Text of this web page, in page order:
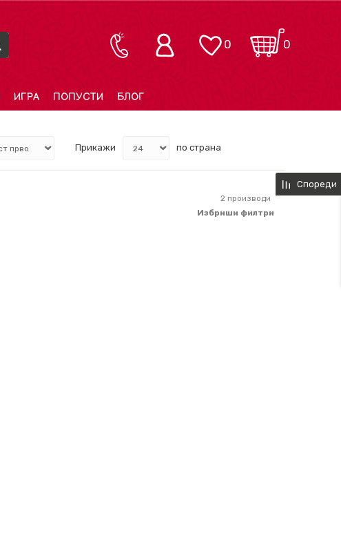
0
0
ИГРА ПОПУСТИ БЛОГ
Прикажи по страна
2 производи
Избриши филтри
Спореди